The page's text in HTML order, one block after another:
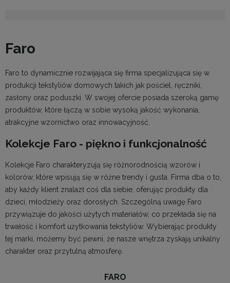
Faro
Faro to dynamicznie rozwijająca się firma specjalizująca się w
produkcji tekstyliów domowych takich jak pościel, ręczniki,
zasłony oraz poduszki. W swojej ofercie posiada szeroką gamę
produktów, które łączą w sobie wysoką jakość wykonania,
atrakcyjne wzornictwo oraz innowacyjność.
Kolekcje Faro - piękno i funkcjonalność
Kolekcje Faro charakteryzują się różnorodnością wzorów i
kolorów, które wpisują się w różne trendy i gusta. Firma dba o to,
aby każdy klient znalazł coś dla siebie, oferując produkty dla
dzieci, młodzieży oraz dorosłych. Szczególną uwagę Faro
przywiązuje do jakości użytych materiałów, co przekłada się na
trwałość i komfort użytkowania tekstyliów. Wybierając produkty
tej marki, możemy być pewni, że nasze wnętrza zyskają unikalny
charakter oraz przytulną atmosferę.
FARO